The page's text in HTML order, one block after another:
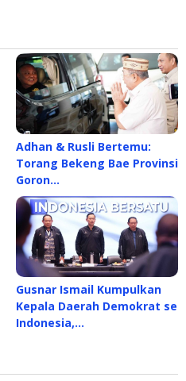
Adhan & Rusli Bertemu:
Torang Bekeng Bae Provinsi
Goron…
Gusnar Ismail Kumpulkan
Kepala Daerah Demokrat se
Indonesia,…